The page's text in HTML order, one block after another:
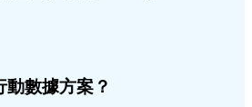
動數據方案？